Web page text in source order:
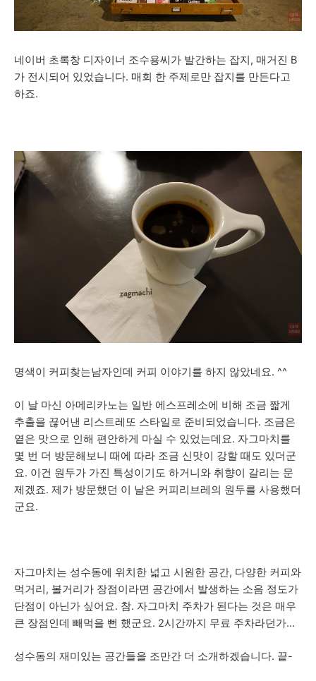
네이버 초록창 디자이너 조수용씨가 발간하는 잡지, 매거진 B
가 전시되어 있었습니다. 매회 한 주제로만 잡지를 만든다고
하죠.
명색이 커피찾는남자인데 커피 이야기를 하지 않았네요. ^^
이 날 마신 아메리카노는 일반 에스프레소에 비해 조금 짧게
추출을 끊어낸 리스트레또 스타일로 준비되었습니다. 조금은
옅은 맛으로 인해 편안하게 마실 수 있었는데요. 자그마치를
몇 번 더 방문해보니 때에 따라 조금 신맛이 강할 때도 있더군
요. 이건 원두가 가진 특성이기도 하거니와 취향이 갈리는 문
제겠죠. 제가 방문했던 이 날은 커피리브레의 원두를 사용했더
군요.
자그마치는 성수동에 위치한 넓고 시원한 공간, 다양한 커피와
먹거리, 볼거리가 장점이라면 공간에서 발생하는 소음 정도가
단점이 아닌가 싶어요. 참. 자그마치 주차가 된다는 것은 매우
큰 장점인데 빼먹을 뻔 했군요. 2시간까지 무료 주차라던가...
성수동의 재미있는 공간들을 조만간 더 소개하겠습니다. 끝-